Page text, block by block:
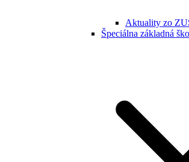
Aktuality zo
Špeciálna základná